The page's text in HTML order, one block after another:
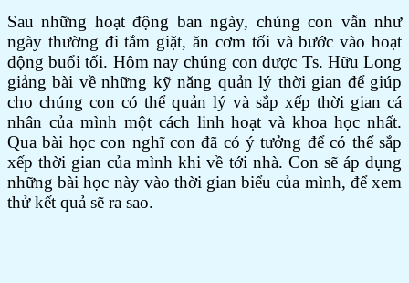
Sau những hoạt động ban ngày, chúng con vẫn như
ngày thường đi tắm giặt, ăn cơm tối và bước vào hoạt
động buổi tối. Hôm nay chúng con được Ts. Hữu Long
giảng bài về những kỹ năng quản lý thời gian để giúp
cho chúng con có thể quản lý và sắp xếp thời gian cá
nhân của mình một cách linh hoạt và khoa học nhất.
Qua bài học con nghĩ con đã có ý tưởng để có thể sắp
xếp thời gian của mình khi về tới nhà. Con sẽ áp dụng
những bài học này vào thời gian biểu của mình, để xem
thử kết quả sẽ ra sao.